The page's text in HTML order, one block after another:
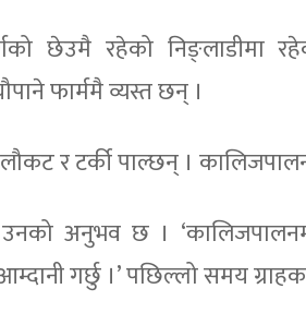
छेउमै रहेको
फार्ममै व्यस्त छन् ।
र टर्की पाल्छन् ।
अनुभव छ ।
गर्छु ।’ पछिल्लो समय